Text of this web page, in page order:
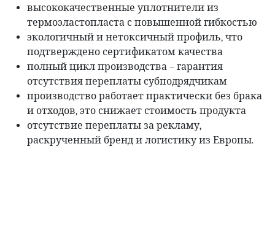
высококачественные уплотнители из
термоэластопласта с повышенной гибкостью
экологичный и нетоксичный профиль, что
подтверждено сертификатом качества
полный цикл производства – гарантия
отсутствия переплаты субподрядчикам
производство работает практически без брака
и отходов, это снижает стоимость продукта
отсутствие переплаты за рекламу,
раскрученный бренд и логистику из Европы.